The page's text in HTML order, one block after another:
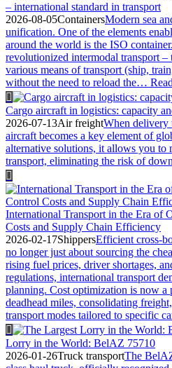
– international standard in transport
2026-08-05ContainersModern sea
unification. One of the elements
around the world is the ISO
revolutionized intermodal transport –
various means of transport (ship,
without the need to reload the…
Cargo aircraft in logistics: capacity
2026-07-13Air freightWhen delivery
aircraft becomes a key element of
alternative solutions, it allows you to
transport, eliminating the risk of
International Transport in the Era of
Costs and Supply Chain Efficiency
2026-02-17ShippersEfficient cross-
no longer just about sourcing the
rising fuel prices, driver shortages,
regulations, international transport
planning. Cost optimization is now a
deadhead miles, consolidating
transport modes tailored to specific
Lorry in the World: BelAZ 75710
2026-01-26Truck transportThe